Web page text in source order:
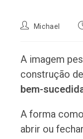
AutorMichael
A imagem
construção
bem-
A forma
abrir ou